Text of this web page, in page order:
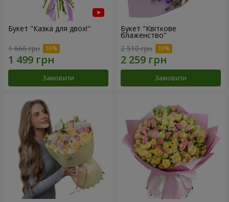
Букет "Казка для двох!"
1 666 грн
Замовити
Букет "Квіткове
блаженство"
2 510 грн
Замовити